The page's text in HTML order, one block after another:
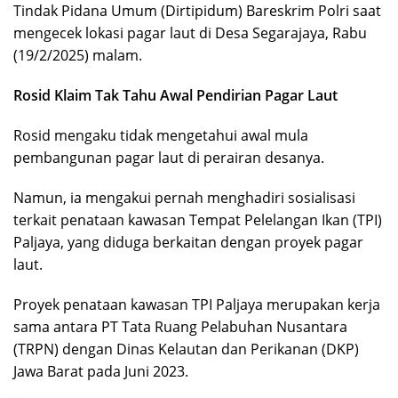
Tindak Pidana Umum (Dirtipidum) Bareskrim Polri saat
mengecek lokasi pagar laut di Desa Segarajaya, Rabu
(19/2/2025) malam.
Rosid Klaim Tak Tahu Awal Pendirian Pagar Laut
Rosid mengaku tidak mengetahui awal mula
pembangunan pagar laut di perairan desanya.
Namun, ia mengakui pernah menghadiri sosialisasi
terkait penataan kawasan Tempat Pelelangan Ikan (TPI)
Paljaya, yang diduga berkaitan dengan proyek pagar
laut.
Proyek penataan kawasan TPI Paljaya merupakan kerja
sama antara PT Tata Ruang Pelabuhan Nusantara
(TRPN) dengan Dinas Kelautan dan Perikanan (DKP)
Jawa Barat pada Juni 2023.